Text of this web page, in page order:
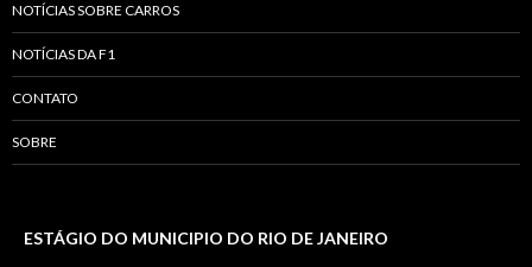
NOTÍCIAS SOBRE CARROS
NOTÍCIAS DA F1
CONTATO
SOBRE
ESTÁGIO DO MUNICIPIO DO RIO DE JANEIRO